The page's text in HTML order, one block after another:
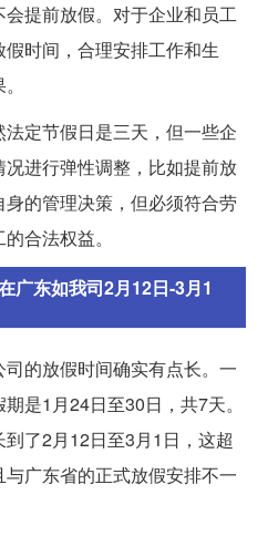
提前放假。对于企业和员工
时间，合理安排工作和生
定节假日是三天，但一些企
进行弹性调整，比如提前放
的管理决策，但必须符合劳
合法权益。
广东如我司2月12日-3月1
的放假时间确实有点长。一
是1月24日至30日，共7天。
了2月12日至3月1日，这超
广东省的正式放假安排不一